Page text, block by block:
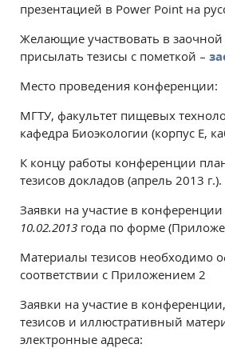
презентацией в Power Point на
Желающие участвовать в
присылать тезисы с пометкой –
Место проведения конференции:
МГТУ, факультет пищевых
кафедра Биоэкологии (корпус Е,
К концу работы конференции
тезисов докладов (апрель 2013 г.).
Заявки на участие в
10.02.2013 года по форме
Материалы тезисов необходимо
соответствии с Приложением 2
Заявки на участие в
тезисов и иллюстративный
электронные адреса: